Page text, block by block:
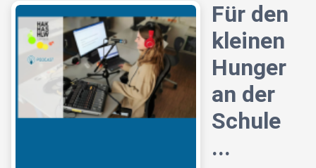
Für den
kleinen
Hunger
an der
Schule
...